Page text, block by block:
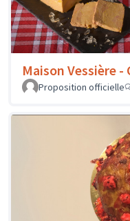
Maison Vessière
Proposition officielle